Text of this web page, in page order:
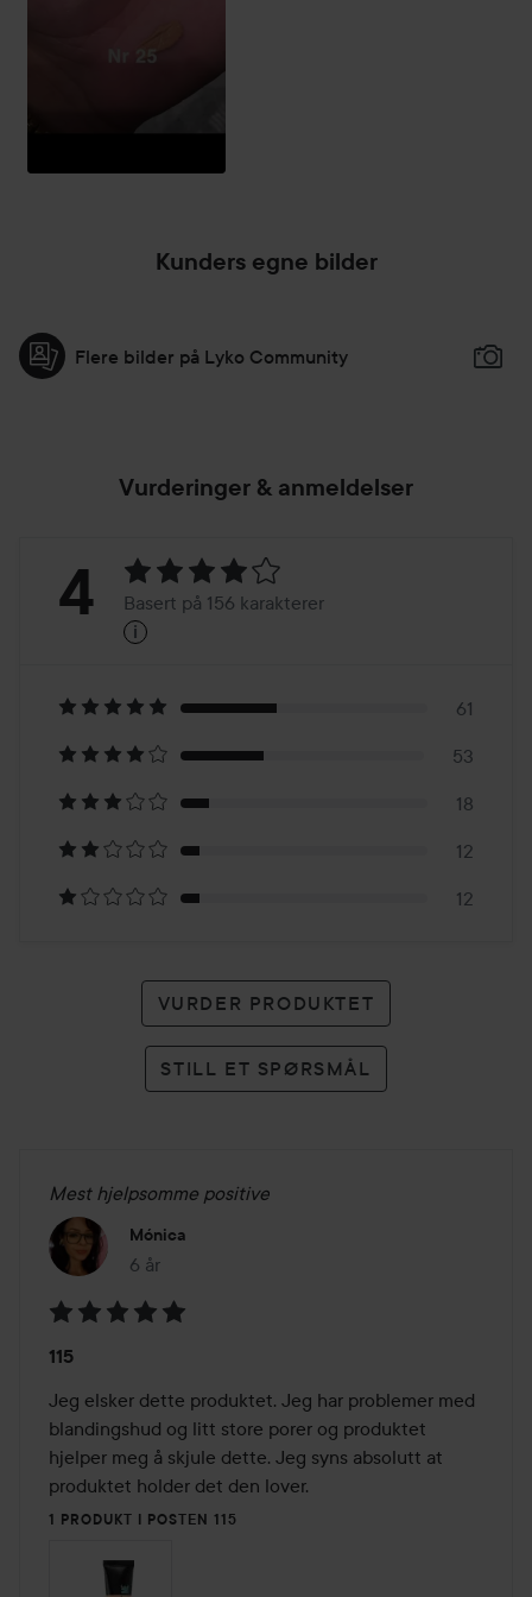
Kunders egne bilder
Flere bilder på Lyko Community
Vurderinger & anmeldelser
Vurdering:
Basert
på
156
karakterer
4 Basert på 156 karakterer
i
61
53
18
12
12
VURDER PRODUKTET
STILL ET SPØRSMÅL
Mest hjelpsomme positive
Mónica
6 år
Innlegget ble opprettet 6 år
5
av
5
115
Jeg elsker dette produktet. Jeg har problemer med
blandingshud og litt store porer og produktet
hjelper meg å skjule dette. Jeg syns absolutt at
produktet holder det den lover.
1 PRODUKT I POSTEN 115